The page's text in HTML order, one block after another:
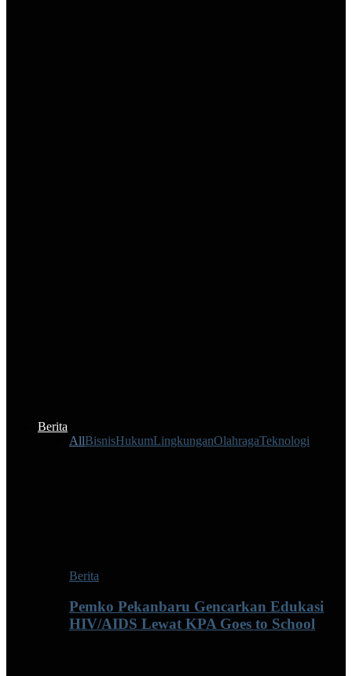
Berita
AllBisnisHukumLingkunganOlahragaTeknologi
Berita
Pemko Pekanbaru Gencarkan Edukasi
HIV/AIDS Lewat KPA Goes to School